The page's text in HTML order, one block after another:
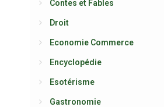
Contes et Fables
Droit
Economie Commerce
Encyclopédie
Esotérisme
Gastronomie